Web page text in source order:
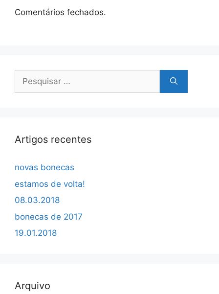
Comentários fechados.
Pesquisar
Artigos recentes
novas bonecas
estamos de volta!
08.03.2018
bonecas de 2017
19.01.2018
Arquivo